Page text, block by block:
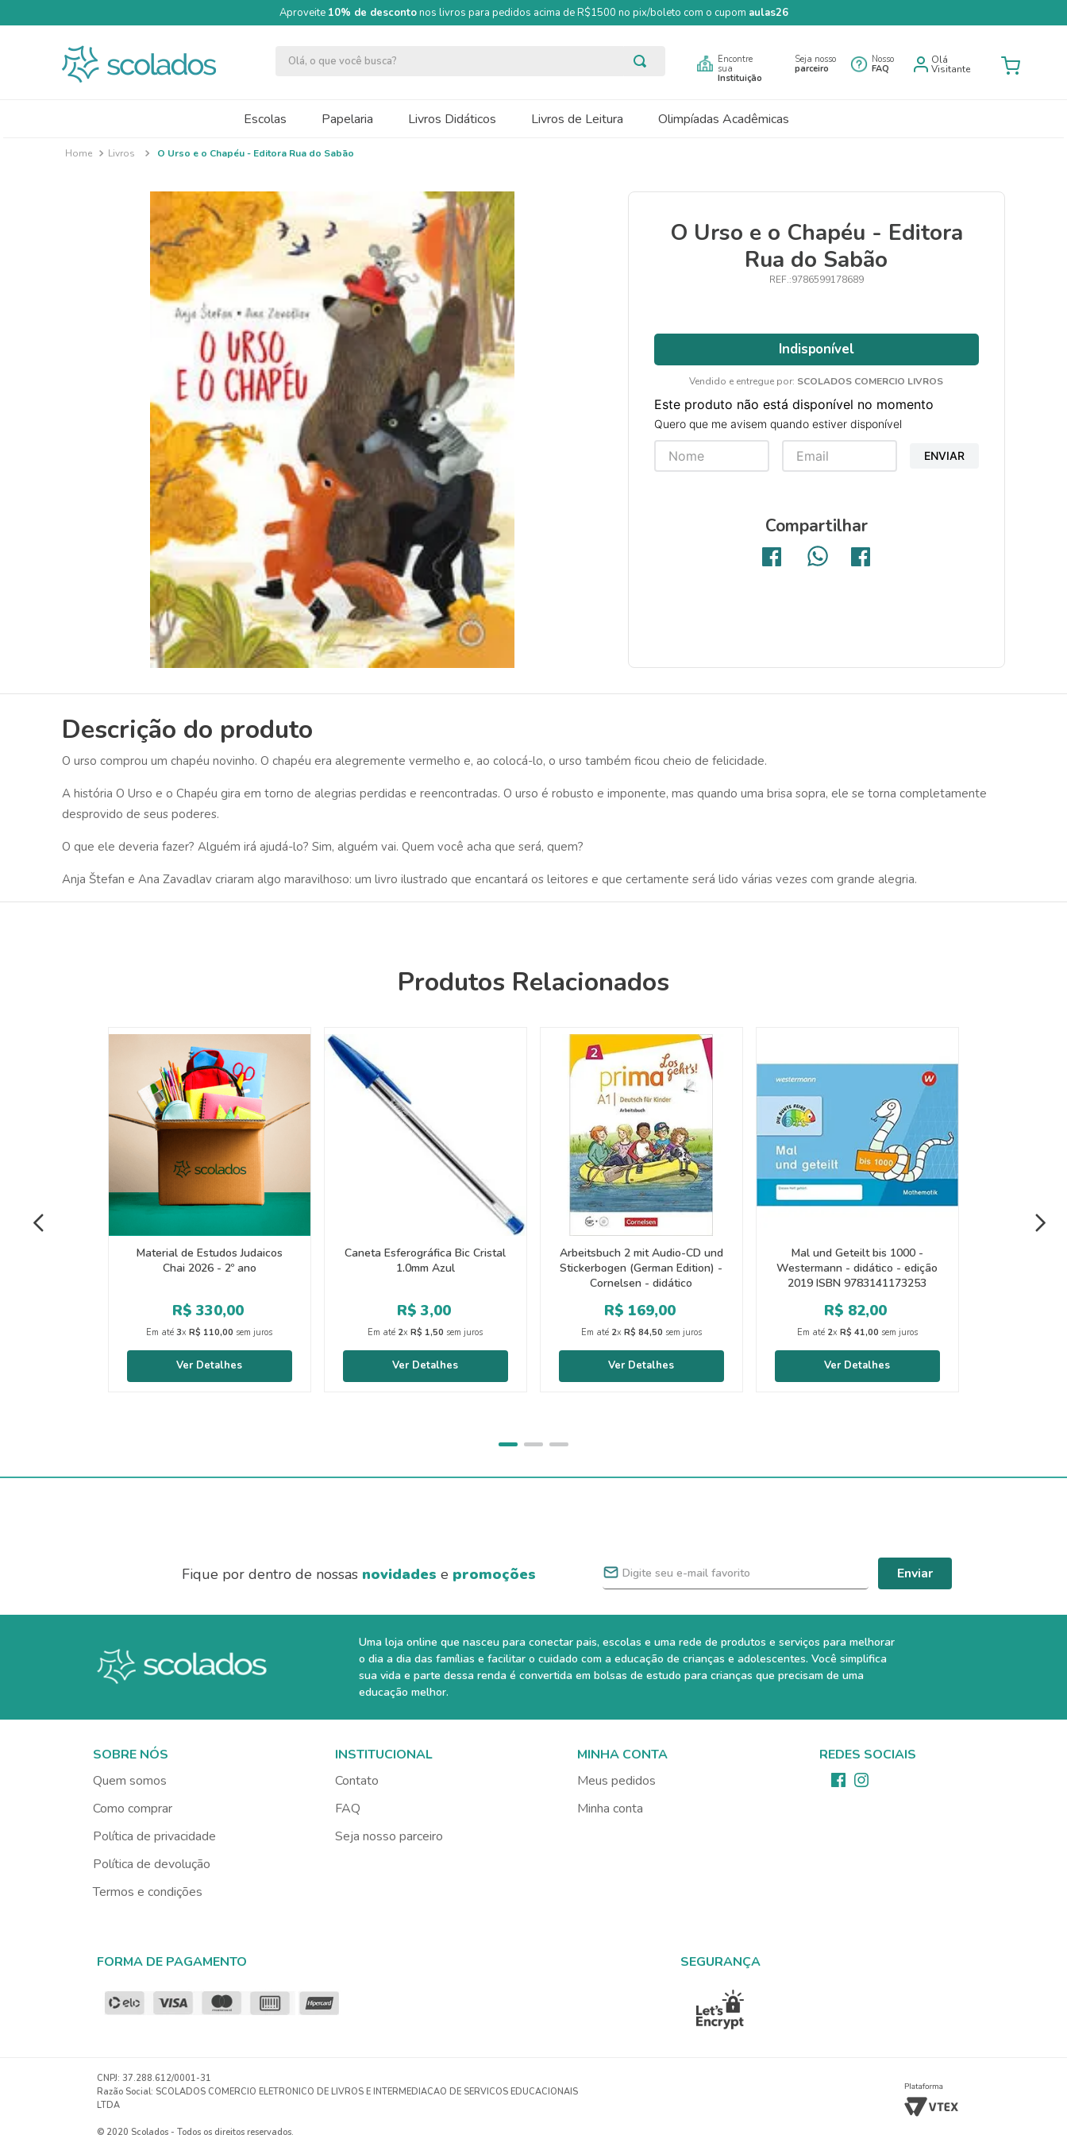
Aproveite 10% de descontonos livros para pedidos acima de R$1500 no pix/boleto com o cupom aulas26
Olá, o que você busca?
Encontre
sua
Instituição
Seja nosso
parceiro
Nosso
FAQ
Olá
Visitante
Escolas Papelaria Livros Didáticos Livros de Leitura Olimpíadas Acadêmicas
Livros O Urso e o Chapéu - Editora Rua do Sabão
O Urso e o Chapéu - Editora
Rua do Sabão
9786599178689
Indisponível
Vendido e entregue por: SCOLADOS COMERCIO LIVROS
Este produto não está disponível no momento
Quero que me avisem quando estiver disponível
ENVIAR
Compartilhar
Descrição do produto
O urso comprou um chapéu novinho. O chapéu era alegremente vermelho e, ao colocá-lo, o urso também ficou cheio de felicidade.
A história O Urso e o Chapéu gira em torno de alegrias perdidas e reencontradas. O urso é robusto e imponente, mas quando uma brisa sopra, ele se torna completamente
desprovido de seus poderes.
O que ele deveria fazer? Alguém irá ajudá-lo? Sim, alguém vai. Quem você acha que será, quem?
Anja Štefan e Ana Zavadlav criaram algo maravilhoso: um livro ilustrado que encantará os leitores e que certamente será lido várias vezes com grande alegria.
Produtos Relacionados
Material de Estudos Judaicos
Chai 2026 - 2º ano
R$ 330,00
Em até3xR$ 110,00 sem juros
Caneta Esferográfica Bic Cristal
1.0mm Azul
R$ 3,00
Em até 2xR$ 1,50 sem juros
Arbeitsbuch 2 mit Audio-CD und
Stickerbogen (German Edition) -
Cornelsen - didático
R$ 169,00
Em até 2x R$ 84,50 sem juros
Mal und Geteilt bis 1000 -
Westermann - didático - edição
2019 ISBN 9783141173253
R$ 82,00
Em até 2x R$ 41,00 sem juros
Fique por dentro de nossas novidades e promoções Enviar
Uma loja online que nasceu para conectar pais, escolas e uma rede de produtos e serviços para melhorar
o dia a dia das famílias e facilitar o cuidado com a educação de crianças e adolescentes. Você simplifica
sua vida e parte dessa renda é convertida em bolsas de estudo para crianças que precisam de uma
educação melhor.
SOBRE NÓS
Quem somos
Como comprar
Política de privacidade
Política de devolução
Termos e condições
INSTITUCIONAL
Contato
FAQ
Seja nosso parceiro
MINHA CONTA
Meus pedidos
Minha conta
REDES SOCIAIS
FORMA DE PAGAMENTO SEGURANÇA
CNPJ: 37.288.612/0001-31
Razão Social: SCOLADOS COMERCIO ELETRONICO DE LIVROS E INTERMEDIACAO DE SERVICOS EDUCACIONAIS
LTDA
© 2020 Scolados - Todos os direitos reservados.
quimica moderna
massa modelar acrilex soft 500g
caneta
6º
cartolina dupla face
7 º
pincel
tinta guache 250ml
papel crepom 48cmx2m
guache